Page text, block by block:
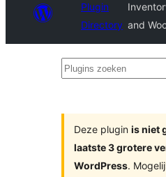
Plugin
Directory and
Plugins
Deze plugin is niet
laatste 3 grotere
WordPress.